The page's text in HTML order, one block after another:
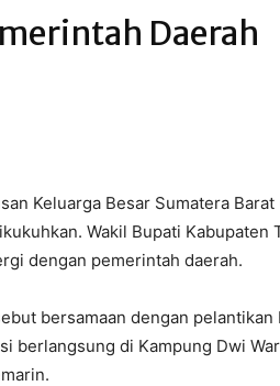
Daerah
Keluarga Besar Sumatera Barat
Wakil Bupati Kabupaten
dengan pemerintah daerah.
bersamaan dengan pelantikan
berlangsung di Kampung Dwi